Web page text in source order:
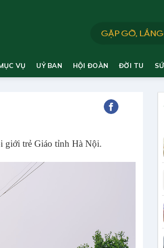
VỤ UỶ BAN HỘI ĐOÀN ĐỜI TU
giới trẻ Giáo tỉnh Hà Nội.